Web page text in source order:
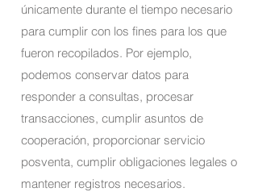
únicamente durante el tiempo necesario
para cumplir con los fines para los que
fueron recopilados. Por ejemplo,
podemos conservar datos para
responder a consultas, procesar
transacciones, cumplir asuntos de
cooperación, proporcionar servicio
posventa, cumplir obligaciones legales o
mantener registros necesarios.